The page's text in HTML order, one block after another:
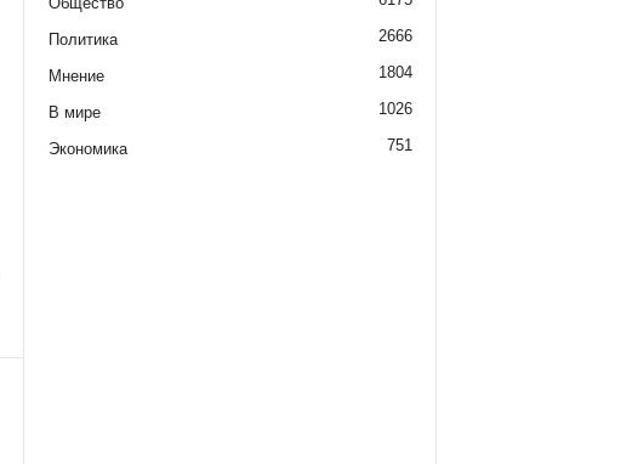
Политика 2666
Мнение 1804
В мире 1026
Экономика 751